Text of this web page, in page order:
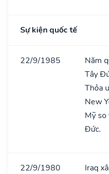
Sự kiện quốc tế
22/9/1985
Năm
Tây
Thỏa
New
Mỹ so
Đức.
22/9/1980
Iraq